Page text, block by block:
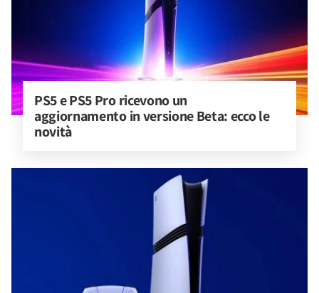
PS5 e PS5 Pro ricevono un
aggiornamento in versione Beta: ecco le
novità